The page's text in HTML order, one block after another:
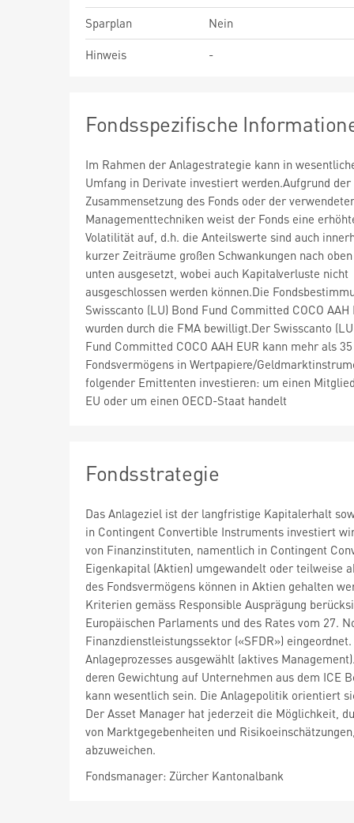
Sparplan
Nein
Hinweis
-
Fondsspezifische
Im Rahmen der Anlagestrategie kann in
Umfang in Derivate investiert werden.Aufgrund der
Zusammensetzung des Fonds oder der
Managementtechniken weist der Fonds eine
Volatilität auf, d.h. die Anteilswerte sind auch
kurzer Zeiträume großen Schwankungen nach
unten ausgesetzt, wobei auch Kapitalverluste nicht
ausgeschlossen werden können.Die
Swisscanto (LU) Bond Fund Committed COCO AAH
wurden durch die FMA bewilligt.Der Swisscanto
Fund Committed COCO AAH EUR kann mehr als
Fondsvermögens in Wertpapiere/
folgender Emittenten investieren: um einen
EU oder um einen OECD-Staat handelt
Fondsstrategie
Das Anlageziel ist der langfristige Kapitalerhalt
in Contingent Convertible Instruments investiert
von Finanzinstituten, namentlich in Contingent
Eigenkapital (Aktien) umgewandelt oder teilweise
des Fondsvermögens können in Aktien gehalten
Kriterien gemäss Responsible Ausprägung
Europäischen Parlaments und des Rates vom 27.
Finanzdienstleistungssektor («SFDR»)
Anlageprozesses ausgewählt (aktives
deren Gewichtung auf Unternehmen aus dem ICE
kann wesentlich sein. Die Anlagepolitik orientiert
Der Asset Manager hat jederzeit die Möglichkeit,
von Marktgegebenheiten und
abzuweichen.
Fondsmanager: Zürcher Kantonalbank